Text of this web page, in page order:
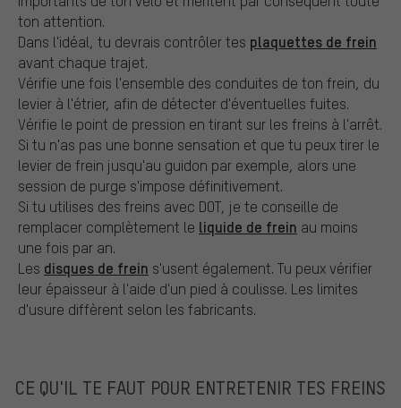
ton attention.
Dans l'idéal, tu devrais contrôler tes plaquettes de frein
avant chaque trajet.
Vérifie une fois l'ensemble des conduites de ton frein, du
levier à l'étrier, afin de détecter d'éventuelles fuites.
Vérifie le point de pression en tirant sur les freins à l'arrêt.
Si tu n'as pas une bonne sensation et que tu peux tirer le
levier de frein jusqu'au guidon par exemple, alors une
session de purge s'impose définitivement.
Si tu utilises des freins avec DOT, je te conseille de
remplacer complètement le liquide de frein au moins
une fois par an.
Les disques de frein s'usent également. Tu peux vérifier
leur épaisseur à l'aide d'un pied à coulisse. Les limites
d'usure diffèrent selon les fabricants.
CE QU'IL TE FAUT POUR ENTRETENIR TES FREINS